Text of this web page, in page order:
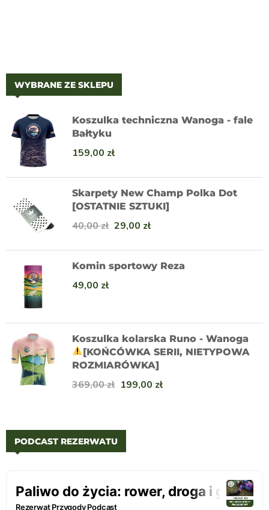
WYBRANE ZE SKLEPU
Koszulka techniczna Wanoga - fale
Bałtyku
159,00 zł
Skarpety New Champ Polka Dot
[OSTATNIE SZTUKI]
40,00zł 29,00 zł
Komin sportowy Reza
49,00 zł
Koszulka kolarska Runo - Wanoga
[KOŃCÓWKA SERII, NIETYPOWA
ROZMIARÓWKA]
369,00zł 199,00 zł
PODCAST REZERWATU